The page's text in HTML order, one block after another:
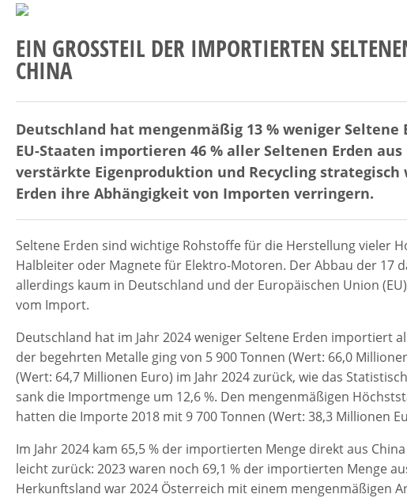
EIN GROSSTEIL DER IMPORTIERTEN
HINA
Deutschland hat mengenmäßig 13 % weniger Seltene
EU-Staaten importieren 46 % aller Seltenen Erden
verstärkte Eigenproduktion und Recycling
Erden ihre Abhängigkeit von Importen verringern.
Seltene Erden sind wichtige Rohstoffe für die Herstellung vieler
Halbleiter oder Magnete für Elektro-Motoren. Der Abbau der 17
allerdings kaum in Deutschland und der Europäischen Union
vom Import.
Deutschland hat im Jahr 2024 weniger Seltene Erden importiert
der begehrten Metalle ging von 5 900 Tonnen (Wert: 66,0
(Wert: 64,7 Millionen Euro) im Jahr 2024 zurück, wie das
sank die Importmenge um 12,6 %. Den mengenmäßigen
hatten die Importe 2018 mit 9 700 Tonnen (Wert: 38,3 Millionen
Im Jahr 2024 kam 65,5 % der importierten Menge direkt aus
leicht zurück: 2023 waren noch 69,1 % der importierten Menge
Herkunftsland war 2024 Österreich mit einem mengenmäßigen